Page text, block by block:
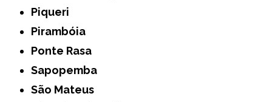
Piqueri
Pirambóia
Ponte Rasa
Sapopemba
São Mateus